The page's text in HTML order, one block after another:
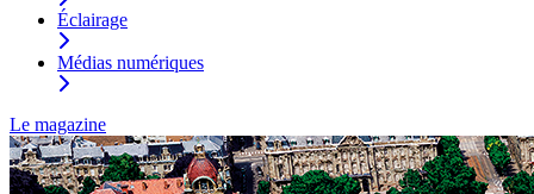
Éclairage
Médias numériques
Le magazine